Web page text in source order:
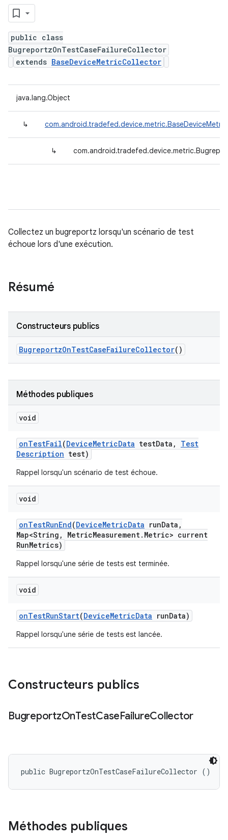
public class
BugreportzOnTestCaseFailureCollector
extends BaseDeviceMetricCollector
java.lang.Object
↳
↳
Collectez un bugreportz lorsqu'un scénario de test
échoue lors d'une exécution.
Résumé
Constructeurs publics
BugreportzOnTestCaseFailureCollector()
Méthodes publiques
void
onTestFail(DeviceMetricData testData ,
Test
Description test)
Rappel lorsqu'un scénario de test échoue.
void
onTestRunEnd(DeviceMetricData runData ,
Map<String , MetricMeasurement. Metric> current
RunMetrics)
Rappel lorsqu'une série de tests est terminée.
void
onTestRunStart(DeviceMetricData runData)
Rappel lorsqu'une série de tests est lancée.
Constructeurs publics
BugreportzOnTestCaseFailureCollector
public BugreportzOnTestCaseFailureCollector ()
Méthodes publiques